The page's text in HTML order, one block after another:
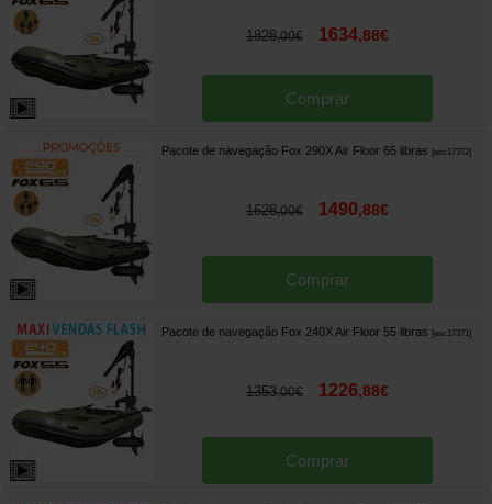
1828,00€ 1634,88€
Comprar
Pacote de navegação Fox 290X Air Floor 65 libras [esc17372]
1628,00€ 1490,88€
Comprar
Pacote de navegação Fox 240X Air Floor 55 libras [esc17371]
1353,00€ 1226,88€
Comprar